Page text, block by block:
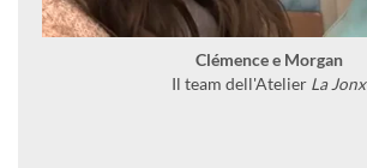
Clémence e Morgan
Il team dell'Atelier La Jonx